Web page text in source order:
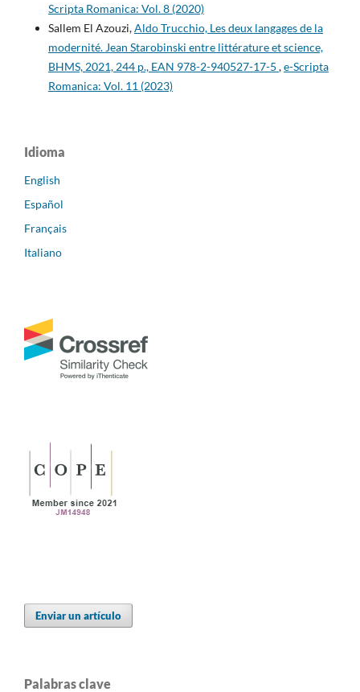
Scripta Romanica: Vol. 8 (2020)
Sallem El Azouzi,Aldo Trucchio, Les deux langages de la
modernité. Jean Starobinski entre littérature et science,
BHMS, 2021, 244 p., EAN 978-2-940527-17-5 ,e-Scripta
Romanica: Vol. 11 (2023)
Idioma
English
Español
Français
Italiano
Enviar un artículo
Palabras clave